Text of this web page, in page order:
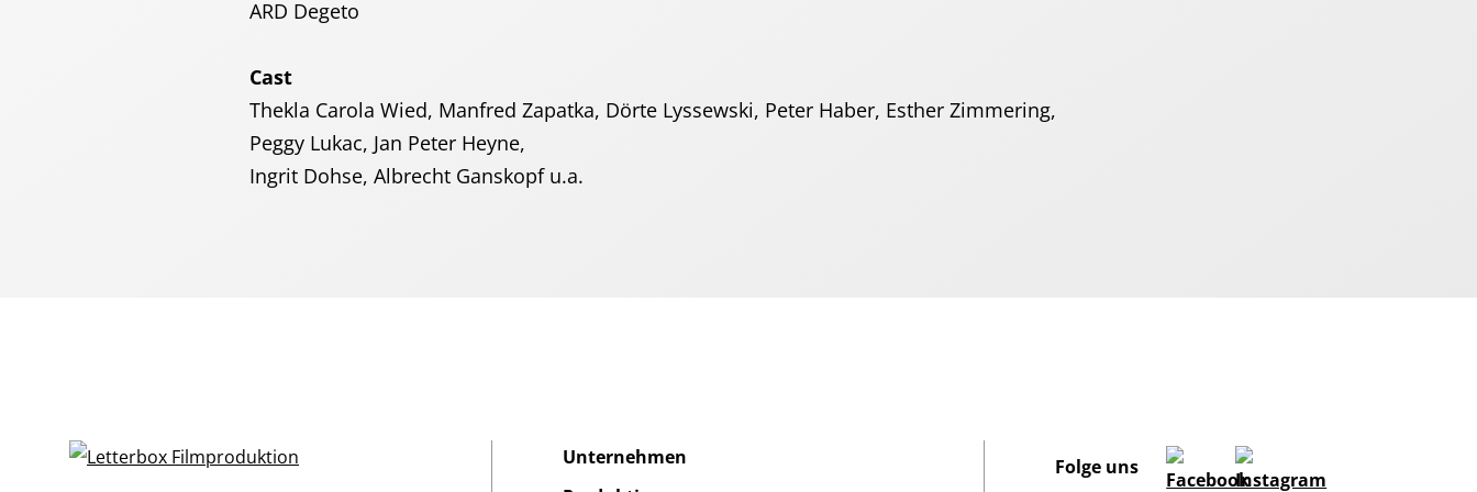
ARD Degeto
Cast
Thekla Carola Wied, Manfred Zapatka, Dörte Lyssewski, Peter Haber, Esther Zimmering,
Peggy Lukac, Jan Peter Heyne,
Ingrit Dohse, Albrecht Ganskopf u.a.
Unternehmen
Folge uns